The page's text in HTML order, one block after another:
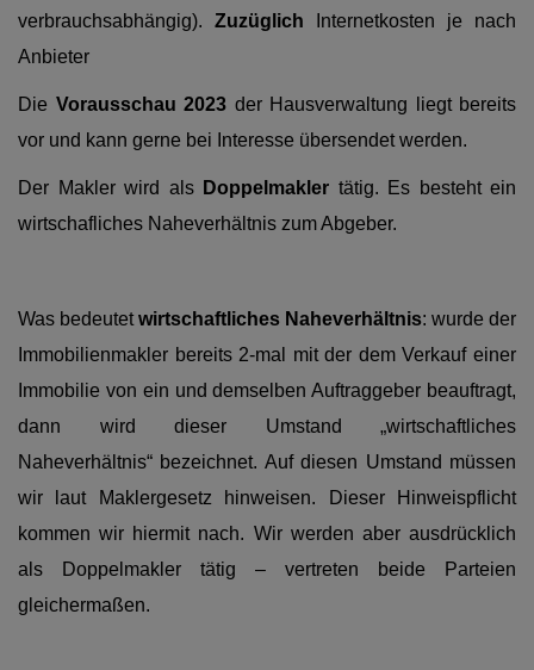
verbrauchsabhängig). Zuzüglich
Internetkosten je nach
Anbieter
Die Vorausschau 2023 der Hausverwaltung liegt bereits
vor und kann gerne bei Interesse übersendet werden.
Der Makler wird als Doppelmakler tätig. Es besteht ein
wirtschafliches Naheverhältnis zum Abgeber.
Was bedeutetwirtschaftliches Naheverhältnis: wurde der
Immobilienmakler bereits 2-mal mit der dem Verkauf einer
Immobilie von ein und demselben Auftraggeber beauftragt,
dann wird dieser Umstand „wirtschaftliches
Naheverhältnis“ bezeichnet. Auf diesen Umstand müssen
wir laut Maklergesetz hinweisen. Dieser Hinweispflicht
kommen wir hiermit nach. Wir werden aber ausdrücklich
als Doppelmakler tätig – vertreten beide Parteien
gleichermaßen.